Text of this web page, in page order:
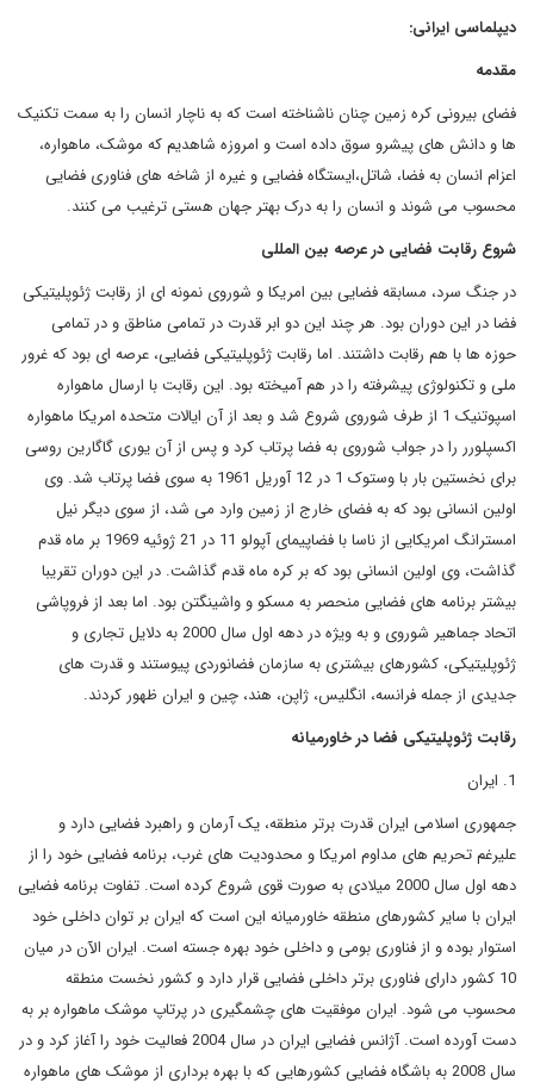
دیپلماسی ایرانی:
مقدمه
فضای بیرونی کره زمین چنان ناشناخته است که به ناچار انسان را به سمت تکنیک
ها و دانش های پیشرو سوق داده است و امروزه شاهدیم که موشک، ماهواره،
اعزام انسان به فضا، شاتل،ایستگاه فضایی و غیره از شاخه های فناوری فضایی
محسوب می شوند و انسان را به درک بهتر جهان هستی ترغیب می کنند.
شروع رقابت فضایی در عرصه بین المللی
در جنگ سرد، مسابقه فضایی بین امریکا و شوروی نمونه ای از رقابت ژئوپلیتیکی
فضا در این دوران بود. هر چند این دو ابر قدرت در تمامی مناطق و در تمامی
حوزه ها با هم رقابت داشتند. اما رقابت ژئوپلیتیکی فضایی، عرصه ای بود که غرور
ملی و تکنولوژی پیشرفته را در هم آمیخته بود. این رقابت با ارسال ماهواره
اسپوتنیک 1 از طرف شوروی شروع شد و بعد از آن ایالات متحده امریکا ماهواره
اکسپلورر را در جواب شوروی به فضا پرتاب کرد و پس از آن یوری گاگارین روسی
برای نخستین بار با وستوک 1 در 12 آوریل 1961 به سوی فضا پرتاب شد. وی
اولین انسانی بود که به فضای خارج از زمین وارد می شد، از سوی دیگر نیل
امسترانگ امریکایی از ناسا با فضاپیمای آپولو 11 در 21 ژوئیه 1969 بر ماه قدم
گذاشت، وی اولین انسانی بود که بر کره ماه قدم گذاشت. در این دوران تقریبا
بیشتر برنامه های فضایی منحصر به مسکو و واشینگتن بود. اما بعد از فروپاشی
اتحاد جماهیر شوروی و به ویژه در دهه اول سال 2000 به دلایل تجاری و
ژئوپلیتیکی، کشورهای بیشتری به سازمان فضانوردی پیوستند و قدرت های
جدیدی از جمله فرانسه، انگلیس، ژاپن، هند، چین و ایران ظهور کردند.
رقابت ژئوپلیتیکی فضا در خاورمیانه
1. ایران
جمهوری اسلامی ایران قدرت برتر منطقه، یک آرمان و راهبرد فضایی دارد و
علیرغم تحریم های مداوم امریکا و محدودیت های غرب، برنامه فضایی خود را از
دهه اول سال 2000 میلادی به صورت قوی شروع کرده است. تفاوت برنامه فضایی
ایران با سایر کشورهای منطقه خاورمیانه این است که ایران بر توان داخلی خود
استوار بوده و از فناوری بومی و داخلی خود بهره جسته است. ایران الآن در میان
10 کشور دارای فناوری برتر داخلی فضایی قرار دارد و کشور نخست منطقه
محسوب می شود. ایران موفقیت های چشمگیری در پرتاپ موشک ماهواره بر به
دست آورده است. آژانس فضایی ایران در سال 2004 فعالیت خود را آغاز کرد و در
سال 2008 به باشگاه فضایی کشورهایی که با بهره برداری از موشک های ماهواره